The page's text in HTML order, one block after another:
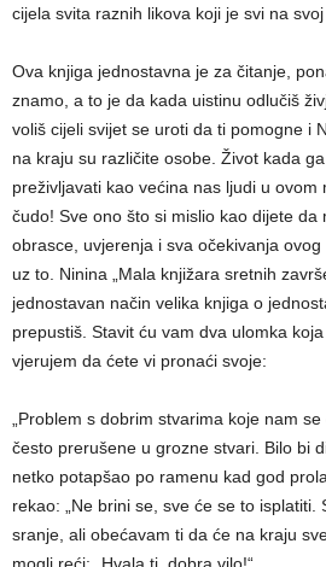
cijela svita raznih likova koji je svi na svoj
Ova knjiga jednostavna je za čitanje,
znamo, a to je da kada uistinu odlučiš
voliš cijeli svijet se uroti da ti pomogne i
na kraju su različite osobe. Život kada
preživljavati kao većina nas ljudi u ovom
čudo! Sve ono što si mislio kao dijete da
obrasce, uvjerenja i sva očekivanja
uz to. Ninina „Mala knjižara sretnih
jednostavan način velika knjiga o
prepustiš. Stavit ću vam dva ulomka
vjerujem da ćete vi pronaći svoje:
„Problem s dobrim stvarima koje nam
često prerušene u grozne stvari. Bilo bi
netko potapšao po ramenu kad god
rekao: „Ne brini se, sve će se to isplatiti.
sranje, ali obećavam ti da će na kraju